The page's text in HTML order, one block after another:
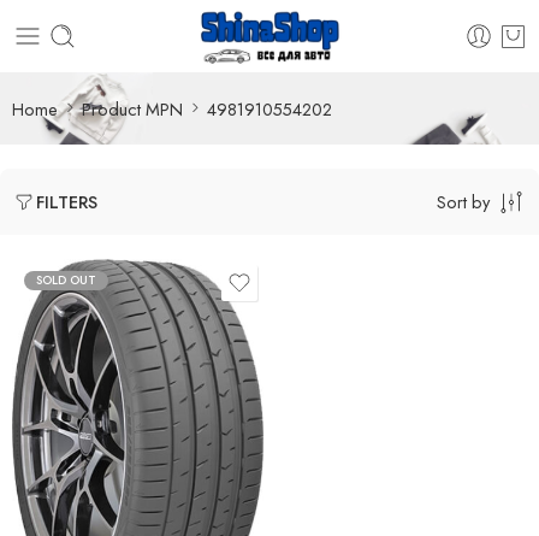
Home Product MPN 4981910554202
FILTERS Sort by
SOLD OUT